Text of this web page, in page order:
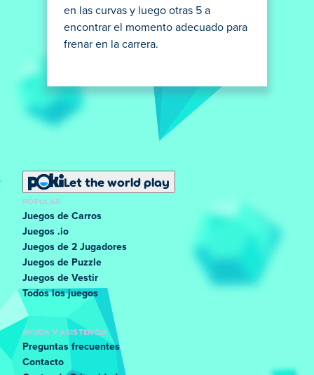
en las curvas y luego otras 5 a
encontrar el momento adecuado para
frenar en la carrera.
Let the world play
POPULAR
Juegos de Carros
Juegos .io
Juegos de 2 Jugadores
Juegos de Puzzle
Juegos de Vestir
Todos los juegos
AYUDA Y ASISTENCIA
Preguntas frecuentes
Contacto